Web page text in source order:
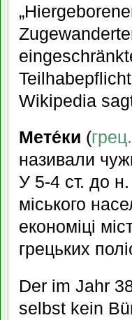
Wikipedia
Мете́ки (грец.
називали
У 5-4 ст. до
міського
економіці
грецьких
Der im Jahr
selbst kein